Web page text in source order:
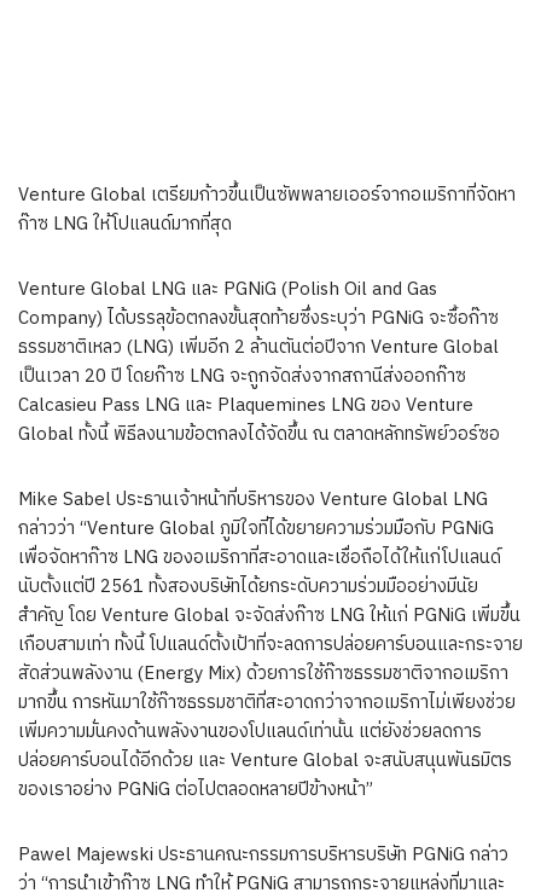
Venture Global เตรียมก้าวขึ้นเป็นซัพพลายเออร์จากอเมริกาที่จัดหา
ก๊าซ LNG ให้โปแลนด์มากที่สุด
Venture Global LNG และ PGNiG (Polish Oil and Gas
Company) ได้บรรลุข้อตกลงขั้นสุดท้ายซึ่งระบุว่า PGNiG จะซื้อก๊าซ
ธรรมชาติเหลว (LNG) เพิ่มอีก 2 ล้านตันต่อปีจาก Venture Global
เป็นเวลา 20 ปี โดยก๊าซ LNG จะถูกจัดส่งจากสถานีส่งออกก๊าซ
Calcasieu Pass LNG และ Plaquemines LNG ของ Venture
Global ทั้งนี้ พิธีลงนามข้อตกลงได้จัดขึ้น ณ ตลาดหลักทรัพย์วอร์ซอ
Mike Sabel ประธานเจ้าหน้าที่บริหารของ Venture Global LNG
กล่าวว่า “Venture Global ภูมิใจที่ได้ขยายความร่วมมือกับ PGNiG
เพื่อจัดหาก๊าซ LNG ของอเมริกาที่สะอาดและเชื่อถือได้ให้แก่โปแลนด์
นับตั้งแต่ปี 2561 ทั้งสองบริษัทได้ยกระดับความร่วมมืออย่างมีนัย
สำคัญ โดย Venture Global จะจัดส่งก๊าซ LNG ให้แก่ PGNiG เพิ่มขึ้น
เกือบสามเท่า ทั้งนี้ โปแลนด์ตั้งเป้าที่จะลดการปล่อยคาร์บอนและกระจาย
สัดส่วนพลังงาน (Energy Mix) ด้วยการใช้ก๊าซธรรมชาติจากอเมริกา
มากขึ้น การหันมาใช้ก๊าซธรรมชาติที่สะอาดกว่าจากอเมริกาไม่เพียงช่วย
เพิ่มความมั่นคงด้านพลังงานของโปแลนด์เท่านั้น แต่ยังช่วยลดการ
ปล่อยคาร์บอนได้อีกด้วย และ Venture Global จะสนับสนุนพันธมิตร
ของเราอย่าง PGNiG ต่อไปตลอดหลายปีข้างหน้า”
Pawel Majewski ประธานคณะกรรมการบริหารบริษัท PGNiG กล่าว
ว่า “การนำเข้าก๊าซ LNG ทำให้ PGNiG สามารถกระจายแหล่งที่มาและ